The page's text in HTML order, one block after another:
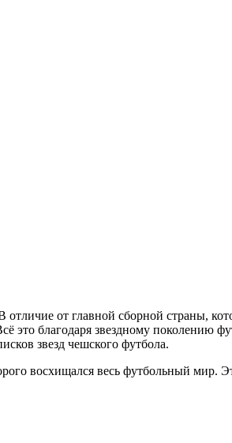
от главной сборной страны,
это благодаря звездному поколению
звезд чешского футбола.
восхищался весь футбольный мир.